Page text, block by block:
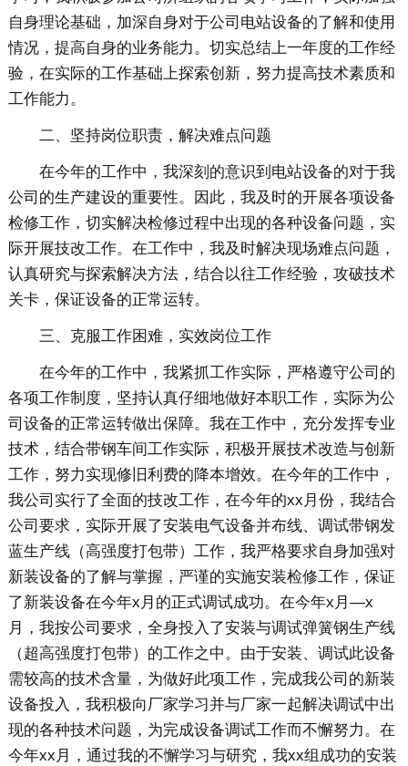
自身理论基础，加深自身对于公司电站设备的了解和使用
情况，提高自身的业务能力。切实总结上一年度的工作经
验，在实际的工作基础上探索创新，努力提高技术素质和
工作能力。
二、坚持岗位职责，解决难点问题
在今年的工作中，我深刻的意识到电站设备的对于我
公司的生产建设的重要性。因此，我及时的开展各项设备
检修工作，切实解决检修过程中出现的各种设备问题，实
际开展技改工作。在工作中，我及时解决现场难点问题，
认真研究与探索解决方法，结合以往工作经验，攻破技术
关卡，保证设备的正常运转。
三、克服工作困难，实效岗位工作
在今年的工作中，我紧抓工作实际，严格遵守公司的
各项工作制度，坚持认真仔细地做好本职工作，实际为公
司设备的正常运转做出保障。我在工作中，充分发挥专业
技术，结合带钢车间工作实际，积极开展技术改造与创新
工作，努力实现修旧利费的降本增效。在今年的工作中，
我公司实行了全面的技改工作，在今年的xx月份，我结合
公司要求，实际开展了安装电气设备并布线、调试带钢发
蓝生产线（高强度打包带）工作，我严格要求自身加强对
新装设备的了解与掌握，严谨的实施安装检修工作，保证
了新装设备在今年x月的正式调试成功。在今年x月—x
月，我按公司要求，全身投入了安装与调试弹簧钢生产线
（超高强度打包带）的工作之中。由于安装、调试此设备
需较高的技术含量，为做好此项工作，完成我公司的新装
设备投入，我积极向厂家学习并与厂家一起解决调试中出
现的各种技术问题，为完成设备调试工作而不懈努力。在
今年xx月，通过我的不懈学习与研究，我xx组成功的安装